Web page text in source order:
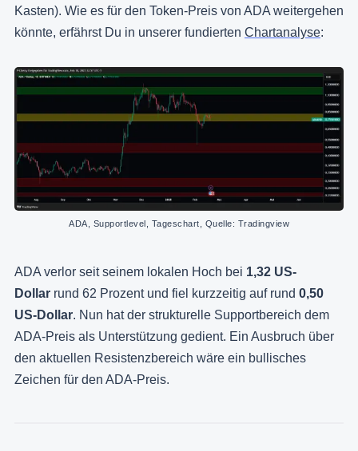
Kasten). Wie es für den Token-Preis von ADA weitergehen
könnte, erfährst Du in unserer fundierten Chartanalyse:
ADA, Supportlevel, Tageschart, Quelle: Tradingview
ADA verlor seit seinem lokalen Hoch bei 1,32 US-
Dollar rund 62 Prozent und fiel kurzzeitig auf rund 0,50
US-Dollar. Nun hat der strukturelle Supportbereich dem
ADA-Preis als Unterstützung gedient. Ein Ausbruch über
den aktuellen Resistenzbereich wäre ein bullisches
Zeichen für den ADA-Preis.